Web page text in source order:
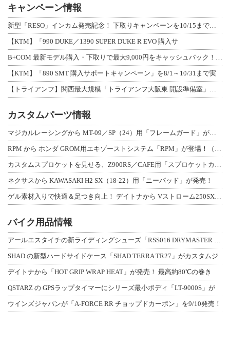
キャンペーン情報
新型「RESO」インカム発売記念！ 下取りキャンペーンを10/15まで延長して開
【KTM】「990 DUKE／1390 SUPER DUKE R EVO 購入サ
B+COM 最新モデル購入・下取りで最大9,000円をキャッシュバック！「B+F
【KTM】「890 SMT 購入サポートキャンペーン」を8/1～10/31まで実
【トライアンフ】関西最大規模「トライアンフ大阪東 開設準備室」がオープン！ 限定
カスタムパーツ情報
マジカルレーシングから MT-09／SP（24）用「フレームガード」が登場！
RPM から ホンダ GROM用エキゾーストシステム「RPM」が登場！（動画あり
カスタムスプロケットを見せる、Z900RS／CAFE用「スプロケットカバーフルキ
ネクサスから KAWASAKI H2 SX（18-22）用「ニーパッド」が発売！
ゲル素材入りで快適＆足つき向上！ デイトナから Vストローム250SX用「快適ロ
バイク用品情報
アールエスタイチの新ライディングシューズ「RSS016 DRYMASTER スト
SHAD の新型ハードサイドケース「SHAD TERRA TR27」がカスタムジ
デイトナから「HOT GRIP WRAP HEAT」が発売！ 最高約80℃の巻き
QSTARZ の GPSラップタイマーにシリーズ最小ボディ「LT-9000S」が
ウインズジャパンが「A-FORCE RR チョップドカーボン」を9/10発売！